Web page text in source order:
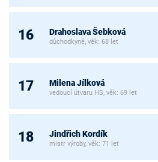
16 Drahoslava Šebková
důchodkyně, věk: 68 let
17 Milena Jílková
vedoucí útvaru HS, věk: 69 let
18 Jindřich Kordík
mistr výroby, věk: 71 let